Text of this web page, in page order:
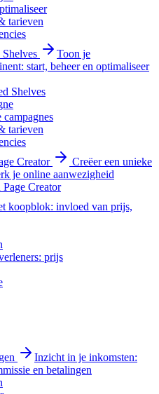
tarieven
Toon je
start, beheer en optimaliseer
Shelves
tarieven
Creator
Creëer een unieke
je online aanwezigheid
Creator
koopblok: invloed van prijs,
prijs
Inzicht in je inkomsten:
en betalingen